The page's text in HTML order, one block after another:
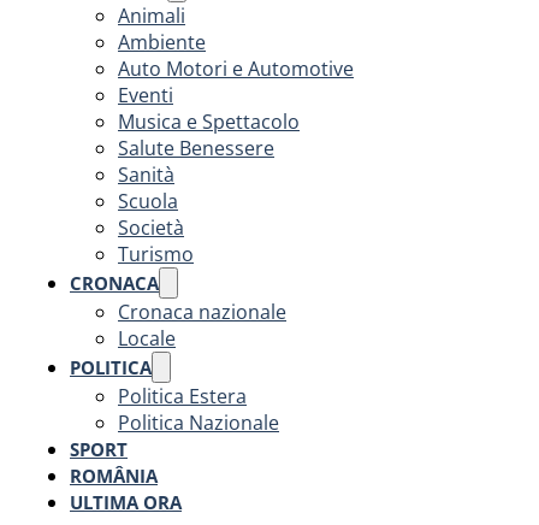
Animali
Ambiente
Auto Motori e Automotive
Eventi
Musica e Spettacolo
Salute Benessere
Sanità
Scuola
Società
Turismo
CRONACA
Cronaca nazionale
Locale
POLITICA
Politica Estera
Politica Nazionale
SPORT
ROMÂNIA
ULTIMA ORA